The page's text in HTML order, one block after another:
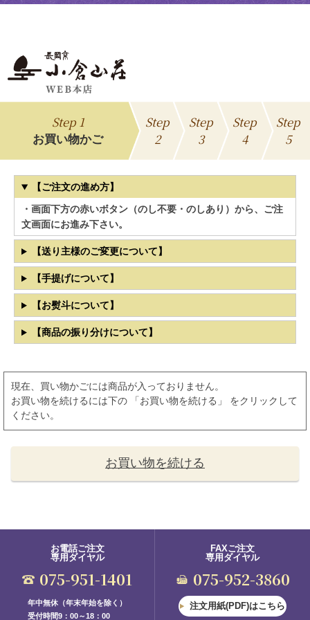
Step 1
お買い物かご
Step
2
Step
3
Step
4
Step
5
【ご注文の進め方】
・画面下方の赤いボタン（のし不要・のしあり）から、ご注
文画面にお進み下さい。
【送り主様のご変更について】
【手提げについて】
【お熨斗について】
【商品の振り分けについて】
現在、買い物かごには商品が入っておりません。
お買い物を続けるには下の 「お買い物を続ける」 をクリックして
ください。
お買い物を続ける
お電話ご注文
専用ダイヤル
075-951-1401
年中無休（年末年始を除く）
受付時間9：00～18：00
FAXご注文
専用ダイヤル
075-952-3860
注文用紙(PDF)はこちら